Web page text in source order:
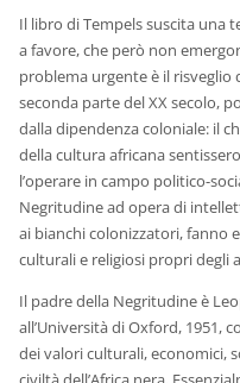
Il libro di Tempels suscita una
a favore, che però non
problema urgente è il risveglio
seconda parte del XX secolo,
dalla dipendenza coloniale: il
della cultura africana
l’operare in campo politico-
Negritudine ad opera di
ai bianchi colonizzatori, fanno
culturali e religiosi propri degli
Il padre della Negritudine è
all’Università di Oxford, 1951,
dei valori culturali, economici,